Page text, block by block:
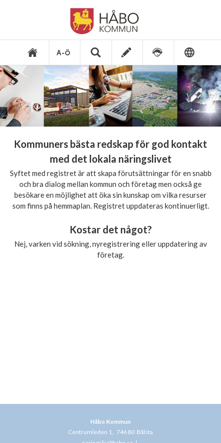
Kommuners bästa redskap för god kontakt
med det lokala näringslivet
Syftet med registret är att skapa förutsättningar för en snabb
och bra dialog mellan kommun och företag men också ge
besökare en möjlighet att öka sin kunskap om vilka resurser
som finns på hemmaplan. Registret uppdateras kontinuerligt.
Kostar det något?
Nej, varken vid sökning, nyregistrering eller uppdatering av
företag.
Håbo Kommun
Centrumleden 1, 746 80 Bålsta